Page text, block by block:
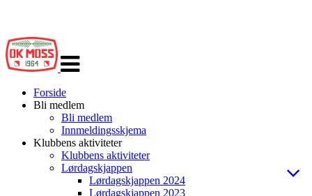
navigasjon
Forside
Bli medlem
Bli medlem
Innmeldingsskjema
Klubbens aktiviteter
Klubbens aktiviteter
Lørdagskjappen
Lørdagskjappen 2024
Lørdagskjappen 2023